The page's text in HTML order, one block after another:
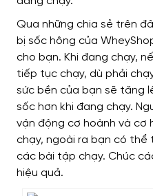
Qua những chia sẻ trên
bị sốc hông của
cho bạn. Khi đang chạy,
tiếp tục chạy, dù phải
sức bền của bạn sẽ tăng
sốc hơn khi đang chạy.
vận động cơ hoành và cơ
chạy, ngoài ra bạn có
các bài tập chạy. Chúc
hiệu quả.